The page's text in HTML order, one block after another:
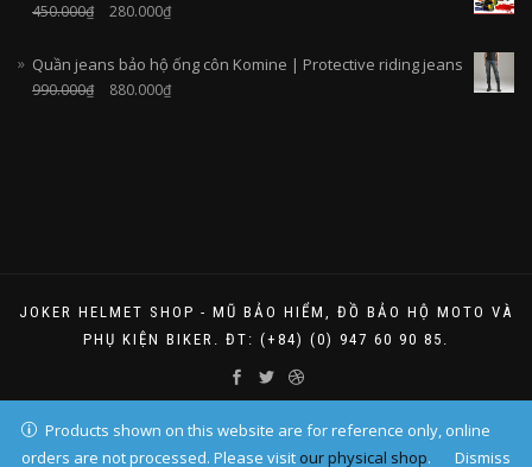
Products shown on this website are for reference only, online
orders are not processed. Please visit our physical shop. Dismiss
450.000₫ 280.000₫
Quần jeans bảo hộ ống côn Komine | Protective riding jeans
990.000₫ 880.000₫
JOKER HELMET SHOP - MŨ BẢO HIỂM, ĐỒ BẢO HỘ MOTO VÀ
PHỤ KIỆN BIKER. ĐT: (+84) (0) 947 60 90 85.